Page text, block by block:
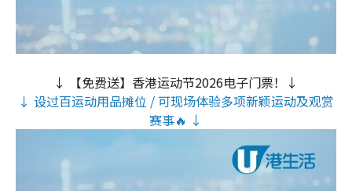
↓ 【免费送】香港运动节2026电子门票！↓
↓ 设过百运动用品摊位 / 可现场体验多项新颖运动及观赏
赛事🔥 ↓